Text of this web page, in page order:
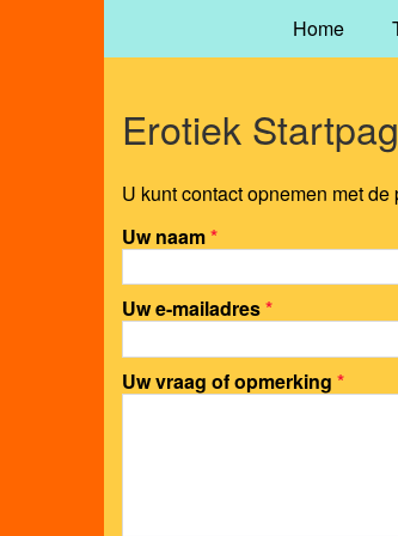
Home
Erotiek
U kunt contact opnemen met
Uw naam*
Uw e-mailadres*
Uw vraag of opmerking *